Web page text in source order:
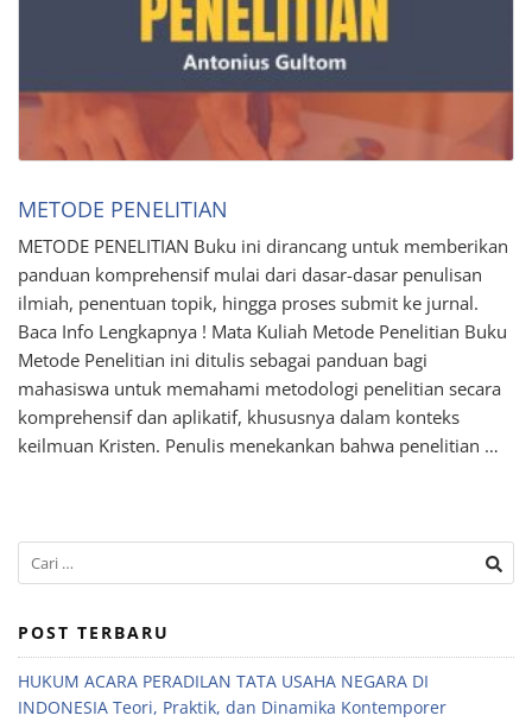
METODE PENELITIAN
METODE PENELITIAN Buku ini dirancang untuk memberikan
panduan komprehensif mulai dari dasar-dasar penulisan
ilmiah, penentuan topik, hingga proses submit ke jurnal.
Baca Info Lengkapnya ! Mata Kuliah Metode Penelitian Buku
Metode Penelitian ini ditulis sebagai panduan bagi
mahasiswa untuk memahami metodologi penelitian secara
komprehensif dan aplikatif, khususnya dalam konteks
keilmuan Kristen. Penulis menekankan bahwa penelitian …
POST TERBARU
HUKUM ACARA PERADILAN TATA USAHA NEGARA DI
INDONESIA Teori, Praktik, dan Dinamika Kontemporer